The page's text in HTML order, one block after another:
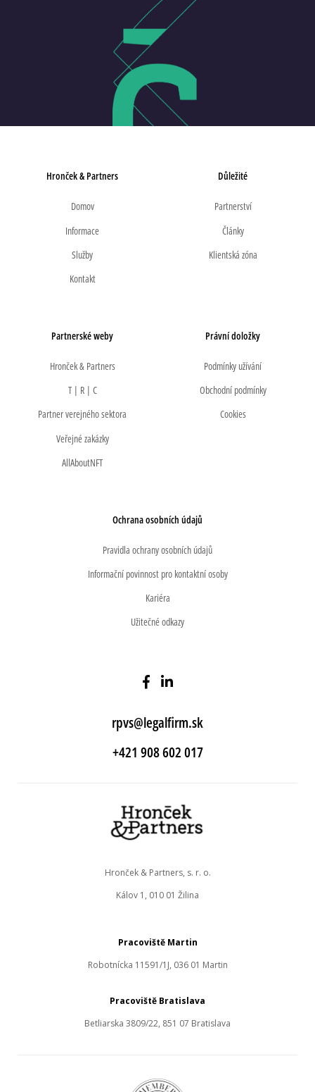
Hronček & Partners
Domov
Informace
Služby
Kontakt
Důležité
Partnerství
Články
Klientská zóna
Partnerské weby
Hronček & Partners
T | R | C
Partner verejného sektora
Veřejné zakázky
AllAboutNFT
Právní doložky
Podmínky užívání
Obchodní podmínky
Cookies
Ochrana osobních údajů
Pravidla ochrany osobních údajů
Informační povinnost pro kontaktní osoby
Kariéra
Užitečné odkazy
rpvs@legalfirm.sk
+421 908 602 017
Pracoviště Martin
Robotnícka 11591/1J, 036 01 Martin
Hronček & Partners, s. r. o.
Kálov 1, 010 01 Žilina
Pracoviště Bratislava
Betliarska 3809/22, 851 07 Bratislava